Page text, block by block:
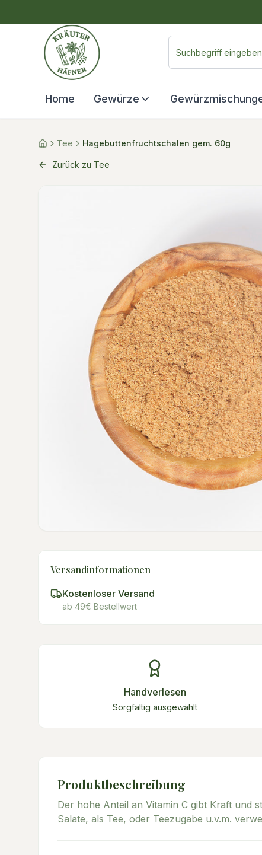
Home Gewürze
Tee Hagebuttenfruchtschalen gem. 60g
Zurück zu Tee
Versandinformationen
Kostenloser Versand
ab 49€ Bestellwert
Handverlesen
Sorgfältig ausgewählt
Produktbeschreibung
Der hohe Anteil an Vitamin C gibt Kraft und
Salate, als Tee, oder Teezugabe u.v.m.